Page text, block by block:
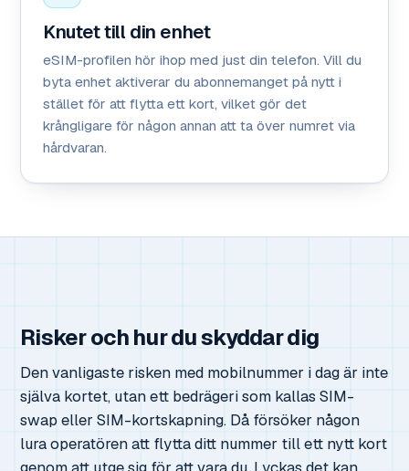
Knutet till din enhet
eSIM-profilen hör ihop med just din telefon. Vill du
byta enhet aktiverar du abonnemanget på nytt i
stället för att flytta ett kort, vilket gör det
krångligare för någon annan att ta över numret via
hårdvaran.
Risker och hur du skyddar dig
Den vanligaste risken med mobilnummer i dag är inte
själva kortet, utan ett bedrägeri som kallas SIM-
swap eller SIM-kortskapning. Då försöker någon
lura operatören att flytta ditt nummer till ett nytt kort